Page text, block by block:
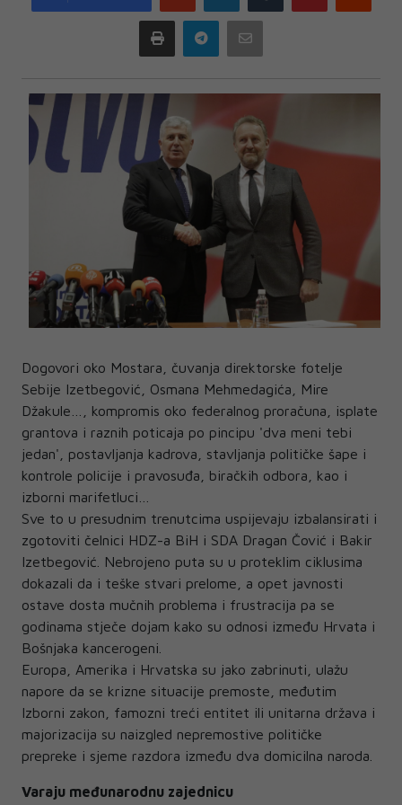
plus
Print
Telegram
Dogovori oko Mostara, čuvanja direktorske fotelje
Sebije Izetbegović, Osmana Mehmedagića, Mire
Džakule…, kompromis oko federalnog proračuna, isplate
grantova i raznih poticaja po pincipu 'dva meni tebi
jedan', postavljanja kadrova, stavljanja političke šape i
kontrole policije i pravosuđa, biračkih odbora, kao i
izborni marifetluci…
Sve to u presudnim trenutcima uspijevaju izbalansirati i
zgotoviti čelnici HDZ-a BiH i SDA Dragan Čović i Bakir
Izetbegović. Nebrojeno puta su u proteklim ciklusima
dokazali da i teške stvari prelome, a opet javnosti
ostave dosta mučnih problema i frustracija pa se
godinama stječe dojam kako su odnosi između Hrvata i
Bošnjaka kancerogeni.
Europa, Amerika i Hrvatska su jako zabrinuti, ulažu
napore da se krizne situacije premoste, međutim
Izborni zakon, famozni treći entitet ili unitarna država i
majorizacija su naizgled nepremostive političke
prepreke i sjeme razdora između dva domicilna naroda.
Varaju međunarodnu zajednicu